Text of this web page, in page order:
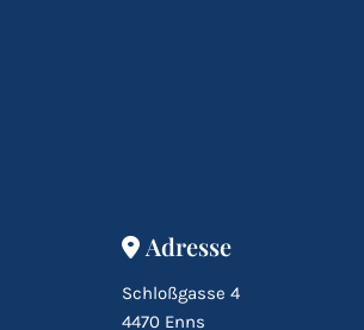
 Adresse
Schloßgasse 4
4470 Enns